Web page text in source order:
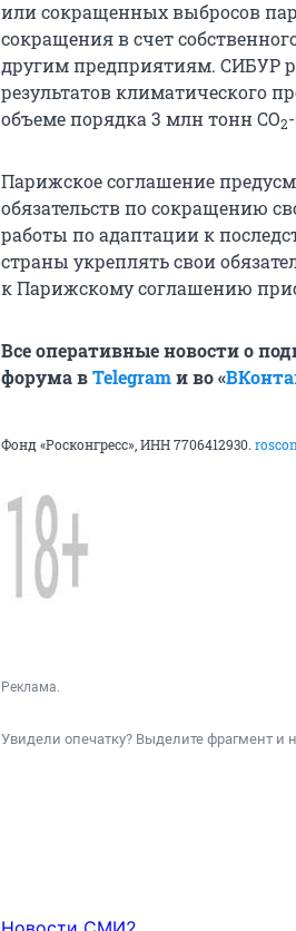
или сокращенных выбросов
сокращения в счет
другим предприятиям. СИБУР
результатов климатического
объеме порядка 3 млн тонн СО2
Парижское соглашение
обязательств по сокращению
работы по адаптации к
страны укреплять свои
к Парижскому соглашению
Все оперативные новости о
форума вTelegramи во «
Фонд «Росконгресс», ИНН 7706412930.
Реклама.
Увидели опечатку? Выделите фрагмент и